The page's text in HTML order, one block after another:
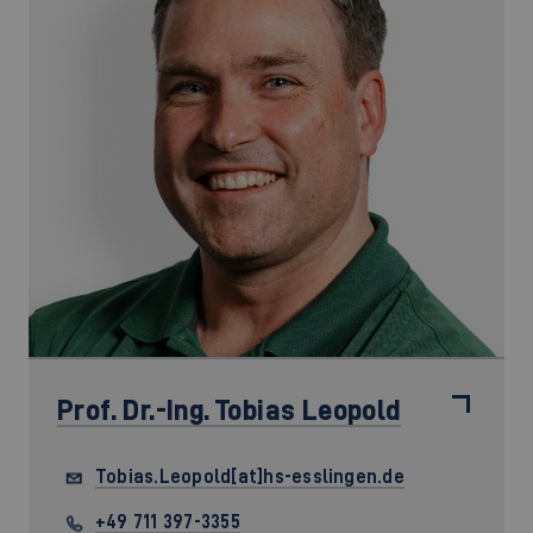
Prof. Dr.-Ing.Tobias Leopold
Tobias.Leopold[at]hs-esslingen.de
+49 711 397-3355